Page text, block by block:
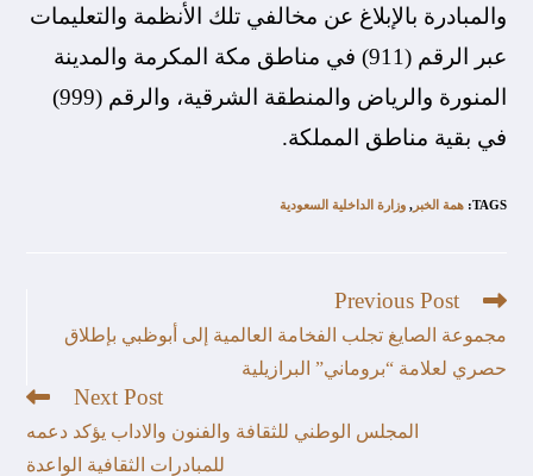
والمبادرة بالإبلاغ عن مخالفي تلك الأنظمة والتعليمات
عبر الرقم (911) في مناطق مكة المكرمة والمدينة
المنورة والرياض والمنطقة الشرقية، والرقم (999)
في بقية مناطق المملكة.
TAGS
:همة الخبر, وزارة الداخلية السعودية
Previous Post
مجموعة الصايغ تجلب الفخامة العالمية إلى أبوظبي بإطلاق
حصري لعلامة “بروماني” البرازيلية
Next Post
المجلس الوطني للثقافة والفنون والاداب يؤكد دعمه
للمبادرات الثقافية الواعدة